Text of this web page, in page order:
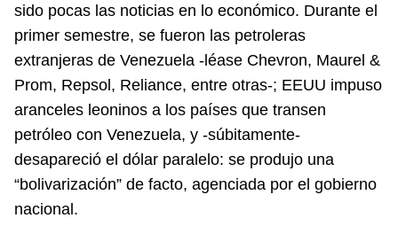
sido pocas las noticias en lo económico. Durante el
primer semestre, se fueron las petroleras
extranjeras de Venezuela -léase Chevron, Maurel &
Prom, Repsol, Reliance, entre otras-; EEUU impuso
aranceles leoninos a los países que transen
petróleo con Venezuela, y -súbitamente-
desapareció el dólar paralelo: se produjo una
“bolivarización” de facto, agenciada por el gobierno
nacional.